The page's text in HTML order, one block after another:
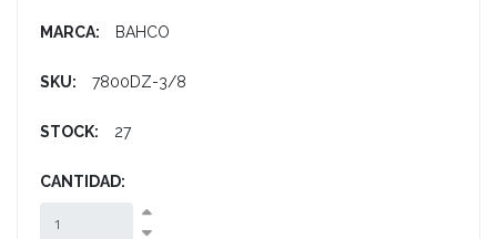
MARCA: BAHCO
SKU: 7800DZ-3/8
STOCK: 27
CANTIDAD: